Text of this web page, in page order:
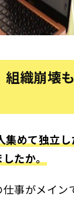
組織崩壊
めて独立し
たか。
事がメイン